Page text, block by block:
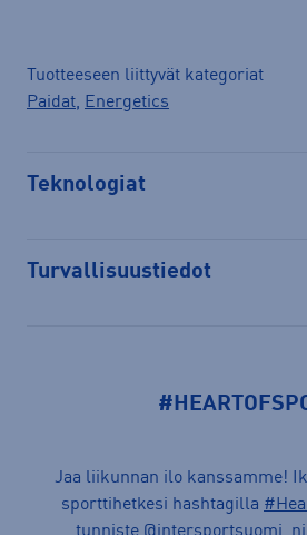
Tuotteeseen liittyvät kategoriat
Paidat, Energetics
Teknologiat
Turvallisuustiedot
Jaa liikunnan ilo kanssamme!
sporttihetkesi hashtagilla